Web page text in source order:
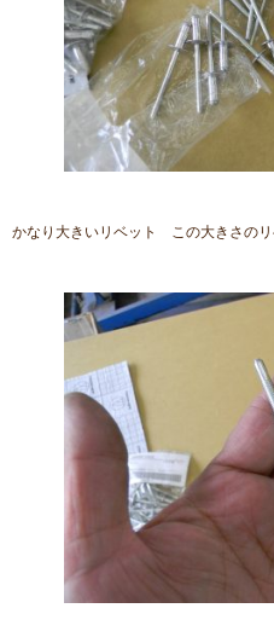
かなり大きいリベット この大きさの